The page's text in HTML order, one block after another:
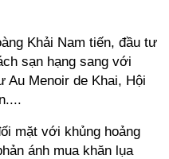
Khải Nam tiến, đầu tư
sạn hạng sang với
Au Menoir de Khai, Hội
mặt với khủng hoảng
ánh mua khăn lụa